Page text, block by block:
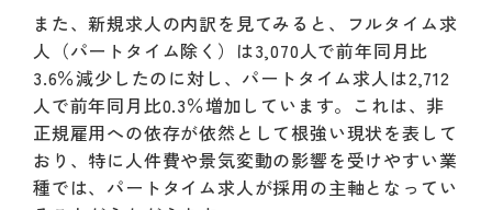
また、新規求人の内訳を見てみると、フルタイム求
人（パートタイム除く）は3,070人で前年同月比
3.6％減少したのに対し、パートタイム求人は2,712
人で前年同月比0.3％増加しています。これは、非
正規雇用への依存が依然として根強い現状を表して
おり、特に人件費や景気変動の影響を受けやすい業
種では、パートタイム求人が採用の主軸となってい